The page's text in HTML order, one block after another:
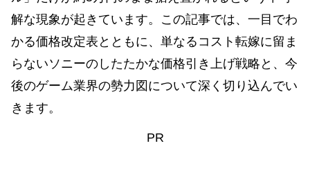
解な現象が起きています。この記事では、一目でわ
かる価格改定表とともに、単なるコスト転嫁に留ま
らないソニーのしたたかな価格引き上げ戦略と、今
後のゲーム業界の勢力図について深く切り込んでい
きます。
PR